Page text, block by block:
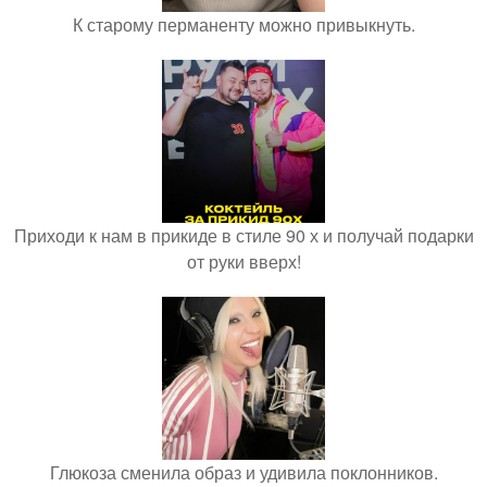
К старому перманенту можно привыкнуть.
Приходи к нам в прикиде в стиле 90 х и получай подарки
от руки вверх!
Глюкоза сменила образ и удивила поклонников.